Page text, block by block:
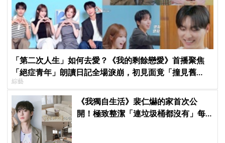
「第二次人生」如何去愛？《我的剩餘戀愛》首播聚焦
「絕症青年」朗讀日記全場淚崩，初見面竟「撞見舊
識」！
綜藝
《我獨自生活》裴仁爀的家首次公
開！極致整潔「連垃圾桶都沒有」每